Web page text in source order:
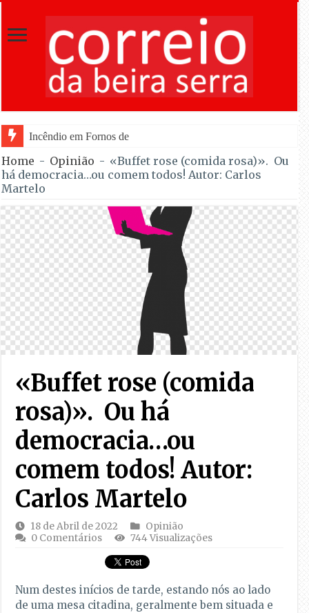
Incêndio em Fornos de Algodres dominado após combate dura
Home - Opinião - «Buffet rose (comida rosa)». Ou
há democracia…ou comem todos! Autor: Carlos
Martelo
«Buffet rose (comida
rosa)». Ou há
democracia…ou
comem todos! Autor:
Carlos Martelo
18 de Abril de 2022
Opinião
0 Comentários
744 Visualizações
Num destes inícios de tarde, estando nós ao lado
de uma mesa citadina, geralmente bem situada e